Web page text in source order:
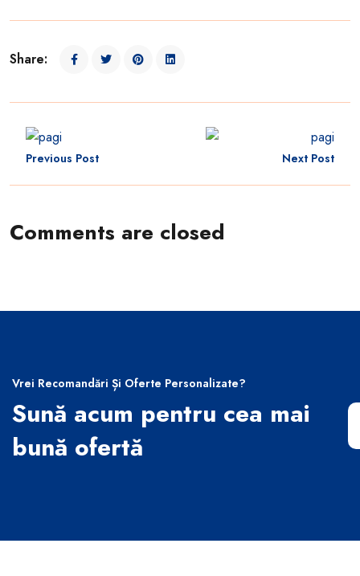
Share:
Previous Post Next Post
Comments are closed
Vrei Recomandări Și Oferte Personalizate?
Sună acum pentru cea mai
bună ofertă